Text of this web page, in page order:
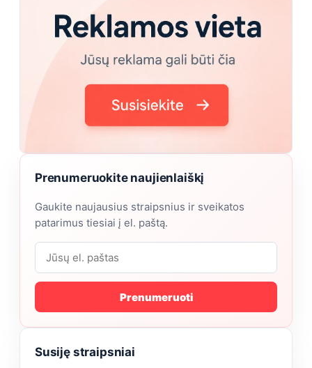
Prenumeruokite naujienlaiškį
Gaukite naujausius straipsnius ir sveikatos
patarimus tiesiai į el. paštą.
Prenumeruoti
Susiję straipsniai